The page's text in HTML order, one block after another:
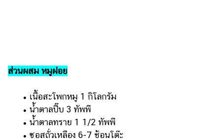
ถือ
ทอง
ราคา
น้ำมัน
ส่วนผสม หมูฝอย
​​ •​ ​เนื้อสะโพกหมู 1 กิโลกรัม
​​ •​ ​น้ำตาลปี๊บ 3 ทัพพี
​​ •​ ​น้ำตาลทราย 1 1/2 ทัพพี
​​ •​ ​ซอสถั่วเหลือง 6-7 ช้อนโต๊ะ